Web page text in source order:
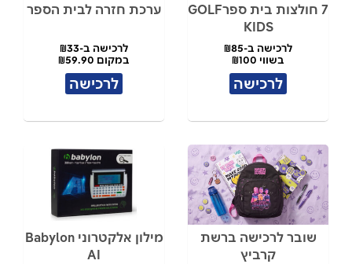
7 חולצות בית ספרGOLF
KIDS
לרכישה ב-₪85
בשווי ₪100
לרכישה
ערכת חזרה לבית הספר
לרכישה ב-₪33
במקום ₪59.90
לרכישה
שובר לרכישה ברשת
קרביץ
מילון אלקטרוני Babylon
AI